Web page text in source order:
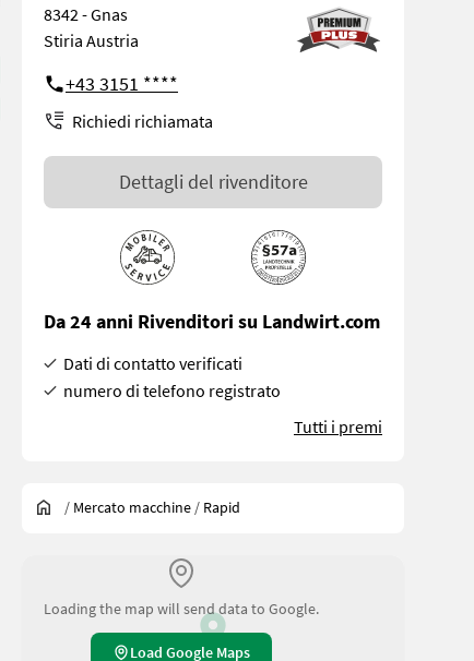
8342 - Gnas
Stiria Austria
+43 3151 ****
Richiedi richiamata
Dettagli del rivenditore
Da 24 anni Rivenditori su Landwirt.com
Dati di contatto verificati
numero di telefono registrato
Tutti i premi
/ Mercato macchine / Rapid
Loading the map will send data to Google.
Load Google Maps